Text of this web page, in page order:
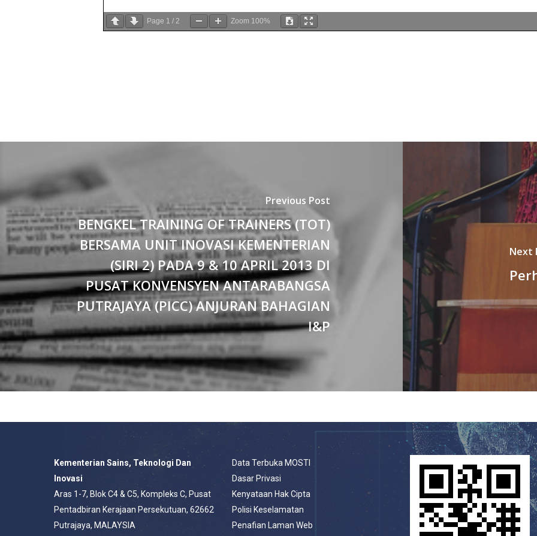
Page 1 / 2 Zoom 100%
Previous Post
BENGKEL TRAINING OF TRAINERS (TOT)
BERSAMA UNIT INOVASI KEMENTERIAN
(SIRI 2) PADA 9 & 10 APRIL 2013 DI
PUSAT KONVENSYEN ANTARABANGSA
PUTRAJAYA (PICC) ANJURAN BAHAGIAN
I&P
Next
Kementerian Sains, Teknologi Dan
Inovasi
Aras 1-7, Blok C4 & C5, Kompleks C, Pusat
Pentadbiran Kerajaan Persekutuan, 62662
Putrajaya, MALAYSIA
Data Terbuka MOSTI
Dasar Privasi
Kenyataan Hak Cipta
Polisi Keselamatan
Penafian Laman Web